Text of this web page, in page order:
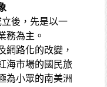
後，先是以一
務為主。
網路化的改變，
海市場的國民旅
為小眾的南美洲